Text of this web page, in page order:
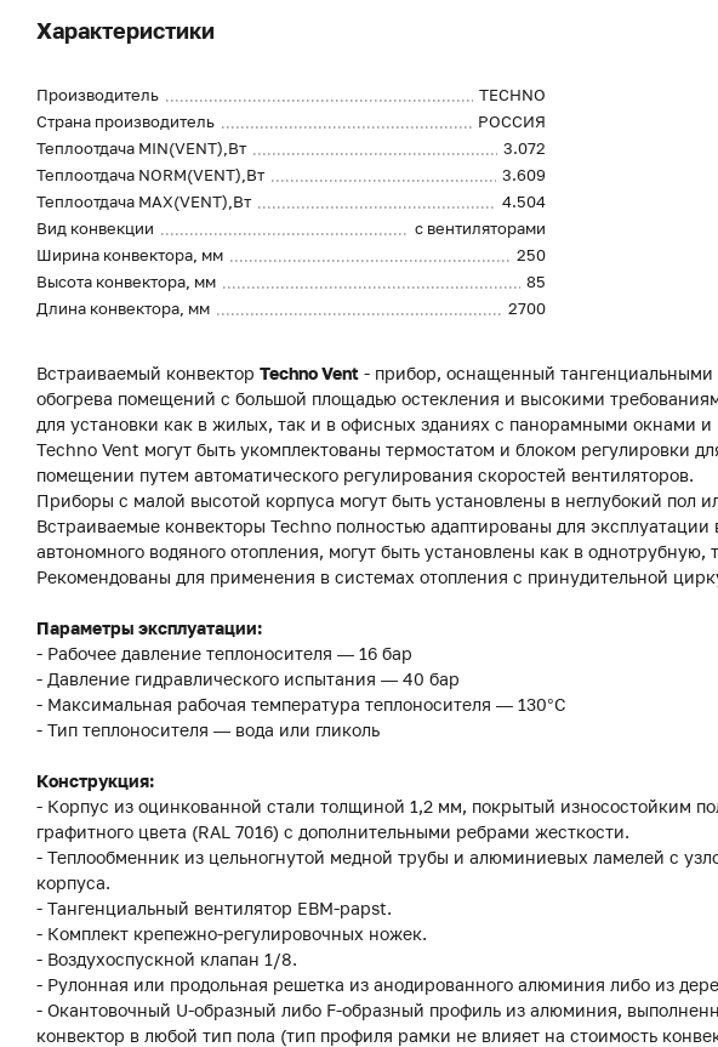
Характеристики
Производитель
TECHNO
Страна производитель
РОССИЯ
Теплоотдача MIN(VENT),Вт
3.072
Теплоотдача NORM(VENT),Вт
3.609
Теплоотдача MAX(VENT),Вт
4.504
Вид конвекции
с вентиляторами
Ширина конвектора, мм
250
Высота конвектора, мм
85
Длина конвектора, мм
2700
Встраиваемый конвектор Techno Vent - прибор, оснащенный тангенциальными
обогрева помещений с большой площадью остекления и высокими
для установки как в жилых, так и в офисных зданиях с панорамными окнами
Techno Vent могут быть укомплектованы термостатом и блоком регулировки
помещении путем автоматического регулирования скоростей вентиляторов.
Приборы с малой высотой корпуса могут быть установлены в неглубокий пол
Встраиваемые конвекторы Techno полностью адаптированы для
автономного водяного отопления, могут быть установлены как в однотрубную,
Рекомендованы для применения в системах отопления с принудительной
Параметры эксплуатации:
- Рабочее давление теплоносителя — 16 бар
- Давление гидравлического испытания — 40 бар
- Максимальная рабочая температура теплоносителя — 130°С
- Тип теплоносителя — вода или гликоль
Конструкция:
- Корпус из оцинкованной стали толщиной 1,2 мм, покрытый износостойким
графитного цвета (RAL 7016) с дополнительными ребрами жесткости.
- Теплообменник из цельногнутой медной трубы и алюминиевых ламелей с
корпуса.
- Тангенциальный вентилятор EBM-papst.
- Комплект крепежно-регулировочных ножек.
- Воздухоспускной клапан 1/8.
- Рулонная или продольная решетка из анодированного алюминия либо из
- Окантовочный U-образный либо F-образный профиль из алюминия,
конвектор в любой тип пола (тип профиля рамки не влияет на стоимость